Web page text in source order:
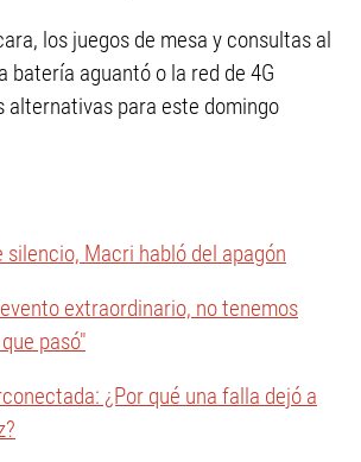
los juegos de mesa y consultas al
batería aguantó o la red de 4G
alternativas para este domingo
silencio, Macri habló del apagón
extraordinario, no tenemos
pasó"
¿Por qué una falla dejó a